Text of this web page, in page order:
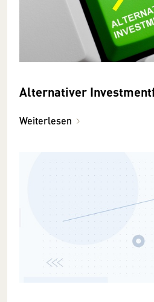
Alternativer
Weiterlesen